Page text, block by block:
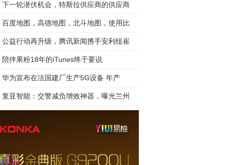
下一轮潜伏机会，特斯拉供应商的供应商
百度地图，高德地图，北斗地图，使用比
公益行动再升级，腾讯新闻携手安利纽崔
陪伴果粉18年的iTunes终于要说
华为宣布在法国建厂生产5G设备 年产
复亚智能：交警减负增效神器，曝光兰州